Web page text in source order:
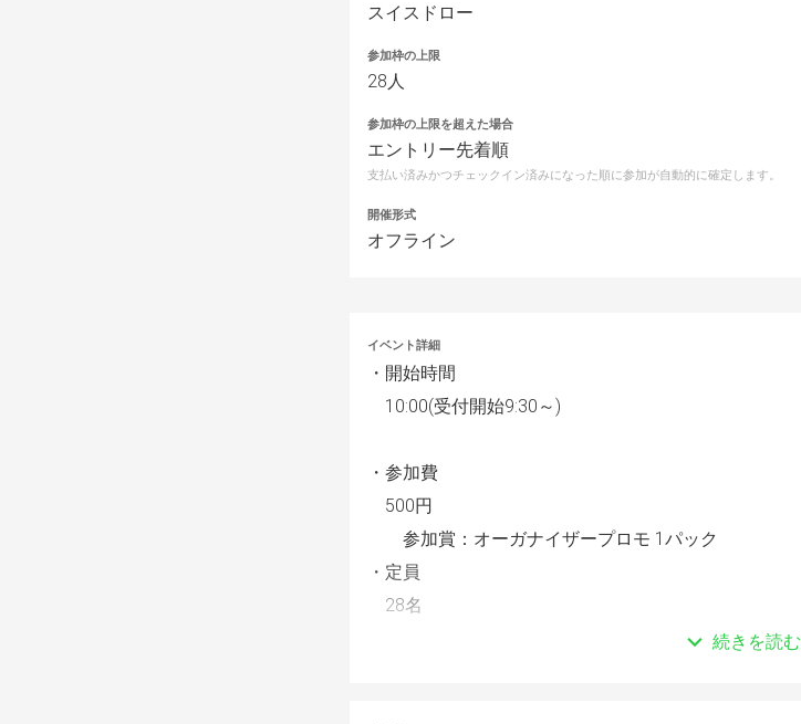
スイスドロー
参加枠の上限
28人
参加枠の上限を超えた場合
エントリー先着順
支払い済みかつチェックイン済みになった順に参加が自動的に確定します。
開催形式
オフライン
イベント詳細
・開始時間
10:00(受付開始9:30～)
・参加費
500円
参加賞：オーガナイザープロモ 1パック
・定員
28名
続きを読む